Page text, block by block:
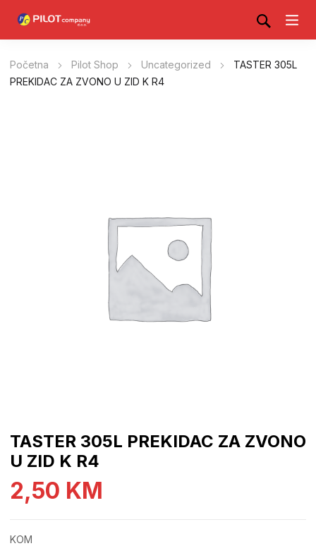
Početna Pilot Shop Uncategorized
TASTER 305L
PREKIDAC ZA ZVONO U ZID K R4
TASTER 305L PREKIDAC ZA ZVONO
U ZID K R4
2,50 KM
KOM